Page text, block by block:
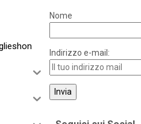
Nome
Indirizzo e-mail: